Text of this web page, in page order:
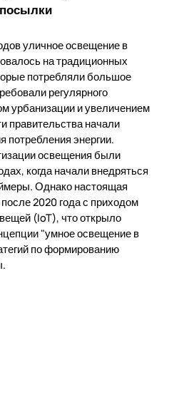
уличное освещение в
на традиционных
потребляли большое
регулярного
урбанизации и увеличением
правительства начали
потребления энергии.
освещения были
когда начали внедряться
Однако настоящая
2020 года с приходом
(IoT), что открыло
"умное освещение в
по формированию